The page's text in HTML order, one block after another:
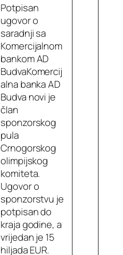
Potpisan
ugovor o
saradnji sa
Komercijalnom
bankom AD
BudvaKomercij
alna banka AD
Budva novi je
član
sponzorskog
pula
Crnogorskog
olimpijskog
komiteta.
Ugovor o
sponzorstvu je
potpisan do
kraja godine, a
vrijedan je 15
hiljada EUR.